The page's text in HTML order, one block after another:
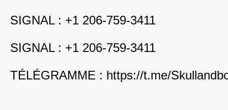
SIGNAL : ‪+1 206-759-3411‬
SIGNAL : ‪+1 206-759-3411‬
TÉLÉGRAMME : https://t.me/